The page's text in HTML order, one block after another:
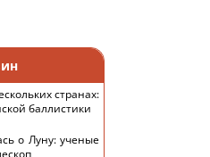
странах:
баллистики
о Луну: ученые